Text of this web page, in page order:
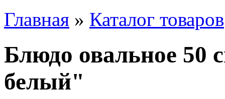
Главная » Каталог товаров
Блюдо овальное 50
белый"